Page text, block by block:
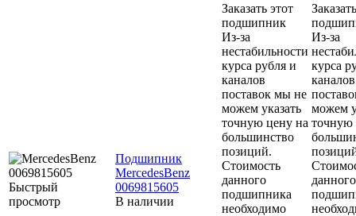
Быстрый
просмотр
Подшипник
MercedesBenz
0069815605
В наличии
Заказать этот
подшипник
Из-за
нестабильности
курса рубля и
каналов
поставок мы не
можем указать
точную цену на
большинство
позиций.
Стоимость
данного
подшипника
необходимо
Из-за
курса
каналов
можем
точную
данного